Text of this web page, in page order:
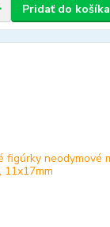
Pridať do košíka